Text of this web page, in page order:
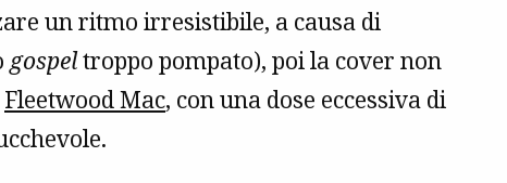
un ritmo irresistibile, a causa di
gospeltroppo pompato), poi la cover non
Fleetwood Mac, con una dose eccessiva di